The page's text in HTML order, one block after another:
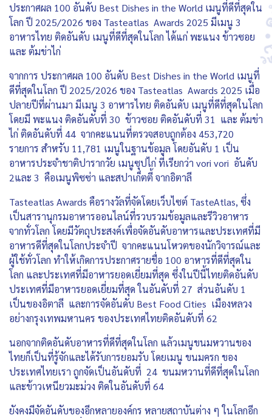
ประกาศผล 100 อันดับ Best Dishes in the World เมนูที่ดีที่สุดใน
โลก ปี 2025/2026 ของ Tasteatlas Awards 2025 มีเมนู 3
อาหารไทย ติดอันดับ เมนูที่ดีที่สุดในโลก ได้แก่ พะแนง ข้าวซอย
และ ต้มข่าไก่
จากการ ประกาศผล 100 อันดับ Best Dishes in the World เมนูที่
ดีที่สุดในโลก ปี 2025/2026 ของ Tasteatlas Awards 2025 เมื่อ
ปลายปีที่ผ่านมา มีเมนู 3 อาหารไทย ติดอันดับ เมนูที่ดีที่สุดในโลก
โดยมี พะแนง ติดอันดับที่ 30 ข้าวซอย ติดอันดับที่ 31 และ ต้มข่า
ไก่ ติดอันดับที่ 44 จากคะแนนที่ตรวจสอบถูกต้อง 453,720
รายการ สำหรับ 11,781 เมนูในฐานข้อมูล โดยอันดับ 1 เป็น
อาหารประจำชาติปารากวัย เมนูซุปไก่ ที่เรียกว่า vori vori อันดับ
2และ 3 คือเมนูพิซซ่า และสปาเก็ตตี้ จากอิตาลี
Tasteatlas Awards คือรางวัลที่จัดโดยเว็บไซต์ TasteAtlas, ซึ่ง
เป็นสารานุกรมอาหารออนไลน์ที่รวบรวมข้อมูลและรีวิวอาหาร
จากทั่วโลก โดยมีวัตถุประสงค์เพื่อจัดอันดับอาหารและประเทศที่มี
อาหารดีที่สุดในโลกประจำปี จากคะแนนโหวตของนักวิจารณ์และ
ผู้ใช้ทั่วโลก ทำให้เกิดการประกาศรายชื่อ 100 อาหารที่ดีที่สุดใน
โลก และประเทศที่มีอาหารยอดเยี่ยมที่สุด ซึ่งในปีนี้ไทยติดอันดับ
ประเทศที่มีอาหารยอดเยี่ยมที่สุด ในอันดับที่ 27 ส่วนอันดับ 1
เป็นของอิตาลี และการจัดอันดับ Best Food Cities เมืองหลวง
อย่างกรุงเทพมหานคร ของประเทศไทยติดอันดับที่ 62
นอกจากติดอันดับอาหารที่ดีที่สุดในโลก แล้วเมนูขนมหวานของ
ไทยก็เป็นที่รู้จักและได้รับการยอมรับ โดยเมนู ขนมครก ของ
ประเทศไทยเรา ถูกจัดเป็นอันดับที่ 24 ขนมหวานที่ดีที่สุดในโลก
และข้าวเหนียวมะม่วง ติดในอันดับที่ 64
ยังคงมีจัดอันดับของอีกหลายองค์กร หลายสถาบันต่าง ๆ ในโลกอีก